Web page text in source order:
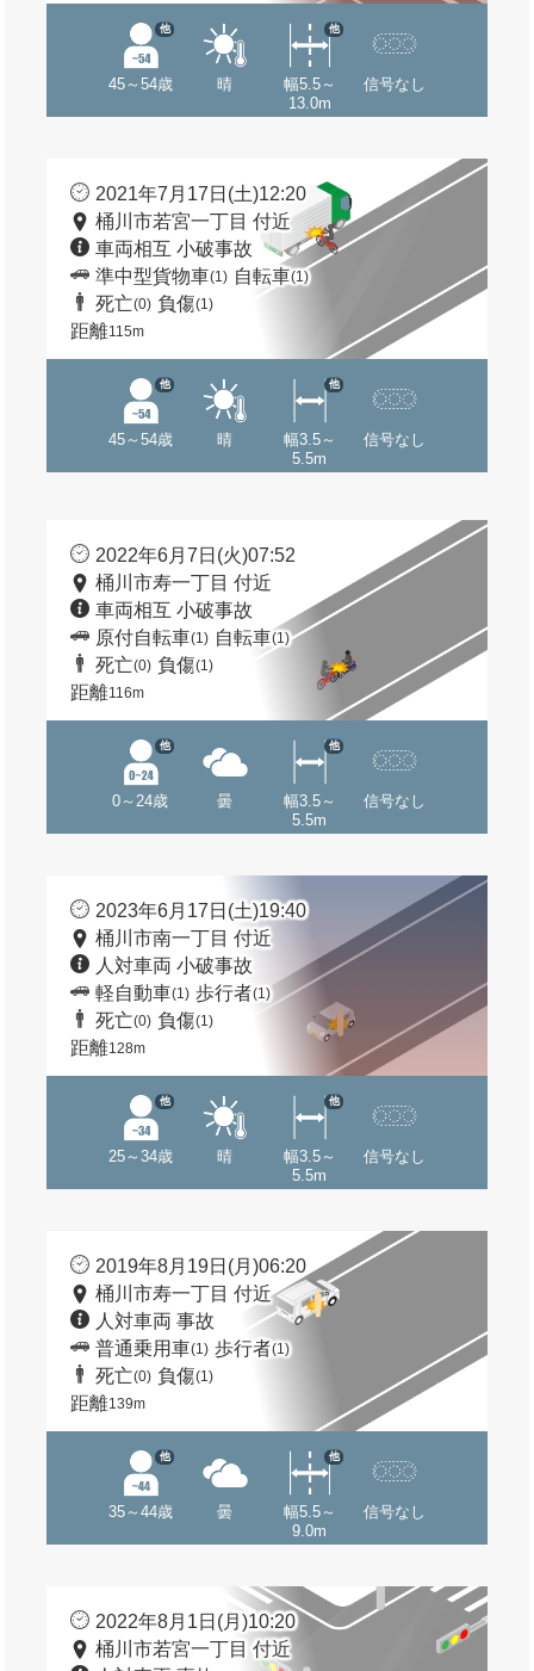
45～54歳
他
晴
幅5.5～
13.0m
他
信号なし
2021年7月17日(土)12:20
桶川市若宮一丁目 付近
車両相互 小破事故
準中型貨物車(1) 自転車(1)
死亡(0) 負傷(1)
距離115m
45～54歳
他
晴
幅3.5～
5.5m
他
信号なし
2022年6月7日(火)07:52
桶川市寿一丁目 付近
車両相互 小破事故
原付自転車(1) 自転車(1)
死亡(0) 負傷(1)
距離116m
0～24歳
他
曇
幅3.5～
5.5m
他
信号なし
2023年6月17日(土)19:40
桶川市南一丁目 付近
人対車両 小破事故
軽自動車(1) 歩行者(1)
死亡(0) 負傷(1)
距離128m
25～34歳
他
晴
幅3.5～
5.5m
他
信号なし
2019年8月19日(月)06:20
桶川市寿一丁目 付近
人対車両 事故
普通乗用車(1) 歩行者(1)
死亡(0) 負傷(1)
距離139m
35～44歳
他
曇
幅5.5～
9.0m
他
信号なし
2022年8月1日(月)10:20
桶川市若宮一丁目 付近